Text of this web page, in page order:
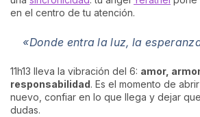
en el centro de tu atención.
«Donde entra la luz, la
11h13 lleva la vibración del 6: amor,
responsabilidad. Es el momento de
nuevo, confiar en lo que llega y dejar
dudas.